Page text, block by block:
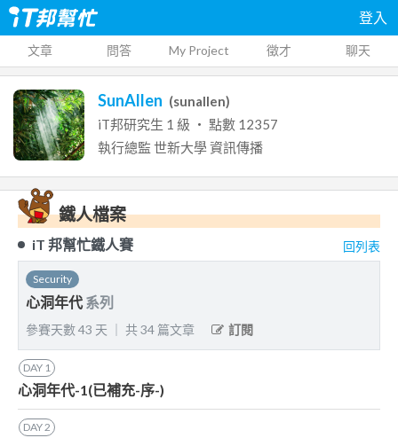
登入
文章 問答 My Project 徵才 聊天
SunAllen (sunallen)
iT邦研究生 1 級 ‧ 點數 12357
執行總監 世新大學資訊傳播
鐵人檔案
iT 邦幫忙鐵人賽 回列表
Security
心洞年代 系列
參賽天數43 天 共34 篇文章 訂閱
DAY 1
心洞年代-1(已補充-序-)
DAY2